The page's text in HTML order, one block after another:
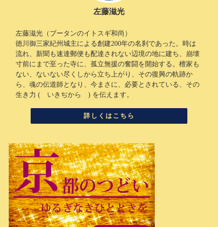
左藤滋光
左藤滋光（ブータンのイトスギ和尚）
徳川御三家紀州城主による創建200年の名刹であった。時は
流れ、新聞も速達郵便も配達されない辺境の地に建ち、崩壊
寸前にまで至った寺に、孤立無援の奮闘を開始する。檀家も
ない、ないない尽くしから立ち上がり、その復興の軌跡か
ら、魂の伝道師となり、今まさに、必要とされている、その
生き力 ( いきぢから ) を伝えます。
詳しくはこちら